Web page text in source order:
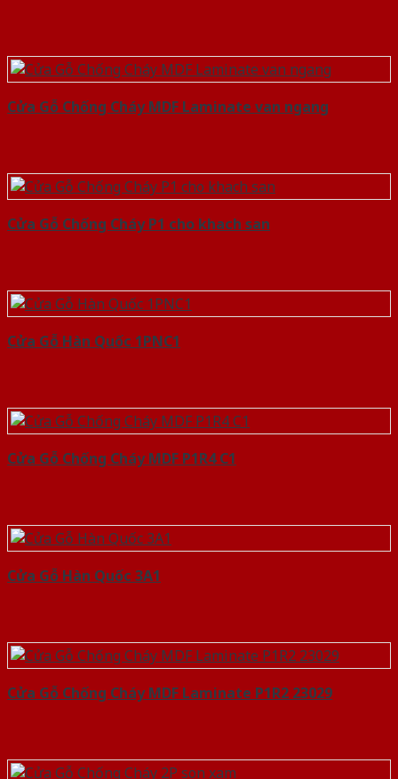
Cửa Gỗ Chống Cháy MDF Laminate van ngang
Cửa Gỗ Chống Cháy P1 cho khach san
Cửa Gỗ Hàn Quốc 1PNC1
Cửa Gỗ Chống Cháy MDF P1R4 C1
Cửa Gỗ Hàn Quốc 3A1
Cửa Gỗ Chống Cháy MDF Laminate P1R2 23029